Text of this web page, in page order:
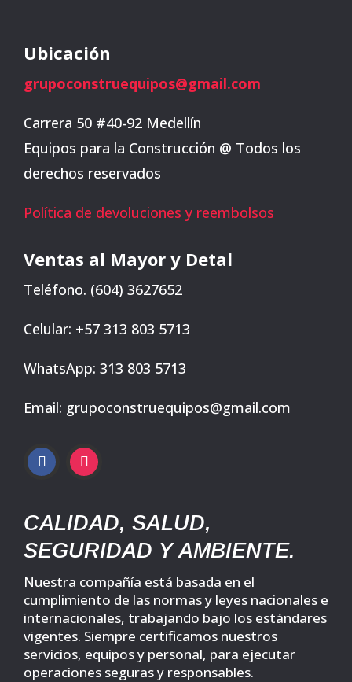
Ubicación
grupoconstruequipos@gmail.com
Carrera 50 #40-92 Medellín
Equipos para la Construcción @ Todos los
derechos reservados
Política de devoluciones y reembolsos
Ventas al Mayor y Detal
Teléfono. (604) 3627652
Celular: +57 313 803 5713
WhatsApp: 313 803 5713
Email: grupoconstruequipos@gmail.com
CALIDAD, SALUD,
SEGURIDAD Y AMBIENTE.
Nuestra compañía está basada en el
cumplimiento de las normas y leyes nacionales e
internacionales, trabajando bajo los estándares
vigentes. Siempre certificamos nuestros
servicios, equipos y personal, para ejecutar
operaciones seguras y responsables.